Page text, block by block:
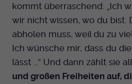
kommt überraschend: „Ich
wir nicht wissen, wo du bist.
abholen muss, weil du zu
Ich wünsche mir, dass du
lässt …“ Und dann zählt sie
und großen Freiheiten auf,
Zweck
Dieser Cookie wird
festzustellen ob ein
bearbeiten darf.
Name PHPSESSID
Anbieter Medienhaus der
Laufzeit 30 Minuten
Zweck
Zur Speicherung
Informationen über
Facebook
Instagram
Twitter